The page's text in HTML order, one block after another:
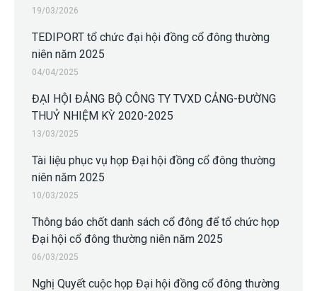
19/03/2026
TEDIPORT tổ chức đại hội đồng cổ đông thường
niên năm 2025
04/04/2025
ĐẠI HỘI ĐẢNG BỘ CÔNG TY TVXD CẢNG-ĐƯỜNG
THUỶ NHIỆM KỲ 2020-2025
13/03/2025
Tài liệu phục vụ họp Đại hội đồng cổ đông thường
niên năm 2025
10/03/2025
Thông báo chốt danh sách cổ đông để tổ chức họp
Đại hội cổ đông thường niên năm 2025
06/03/2025
Nghị Quyết cuộc họp Đại hội đồng cổ đông thường